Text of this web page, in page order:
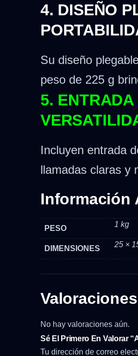
4. DISEÑO
Su diseño
peso de 225 g
5.
Incluyen entrada
llamadas claras y
Información
PESO 1 kg
DIMENSIONES 25 ×
Valoraciones
No hay valoraciones aún.
Sé El Primero En Valorar
Tu dirección de correo